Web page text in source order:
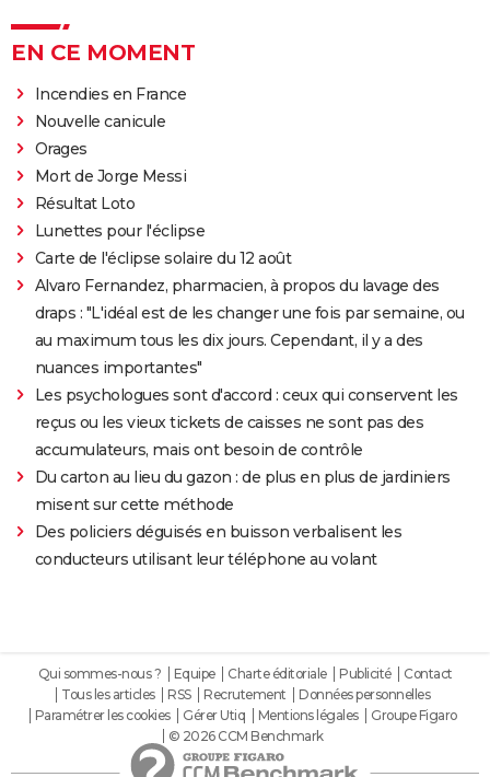
EN CE MOMENT
Incendies en France
Nouvelle canicule
Orages
Mort de Jorge Messi
Résultat Loto
Lunettes pour l'éclipse
Carte de l'éclipse solaire du 12 août
Alvaro Fernandez, pharmacien, à propos du lavage des
draps : "L'idéal est de les changer une fois par semaine, ou
au maximum tous les dix jours. Cependant, il y a des
nuances importantes"
Les psychologues sont d'accord : ceux qui conservent les
reçus ou les vieux tickets de caisses ne sont pas des
accumulateurs, mais ont besoin de contrôle
Du carton au lieu du gazon : de plus en plus de jardiniers
misent sur cette méthode
Des policiers déguisés en buisson verbalisent les
conducteurs utilisant leur téléphone au volant
Qui sommes-nous ? Equipe Charte éditoriale Publicité
Contact
Tous les articles
RSS Recrutement
Données personnelles
Paramétrer les cookies
Gérer Utiq Mentions légales
Groupe Figaro
© 2026 CCM Benchmark